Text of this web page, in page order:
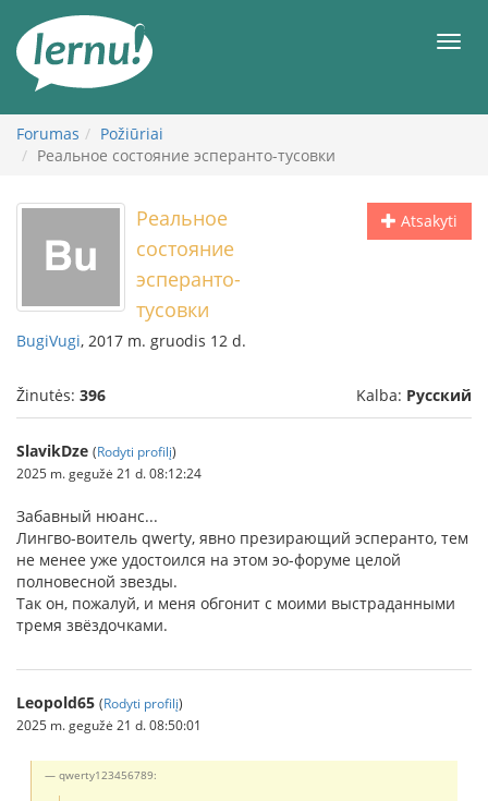
turinį
Forumas
Požiūriai
Реальное состояние эсперанто-тусовки
Atsakyti
Реальное
состояние
эсперанто-
тусовки
BugiVugi, 2017 m. gruodis 12 d.
Žinutės: 396 Kalba: Русский
SlavikDze (Rodyti profilį)
2025 m. gegužė 21 d. 08:12:24
Забавный нюанс...
Лингво-воитель qwerty, явно презирающий эсперанто, тем
не менее уже удостоился на этом эо-форуме целой
полновесной звезды.
Так он, пожалуй, и меня обгонит с моими выстраданными
тремя звёздочками.
Leopold65 (Rodyti profilį)
2025 m. gegužė 21 d. 08:50:01
qwerty123456789: